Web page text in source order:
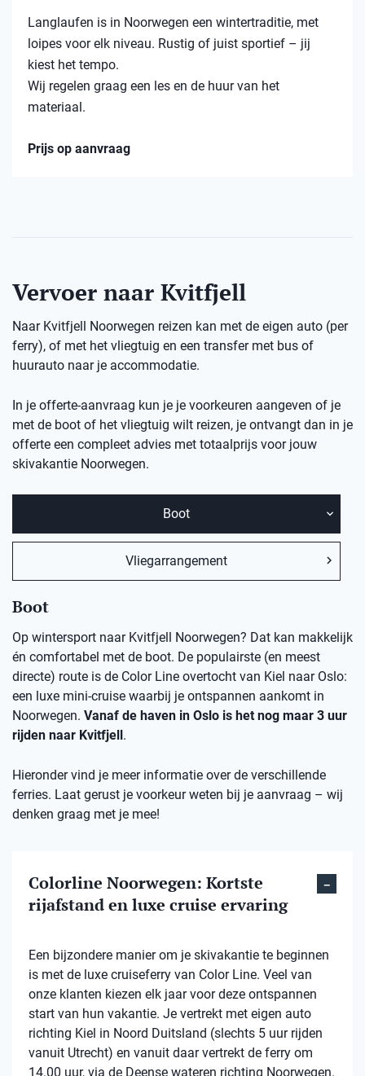
Langlaufen is in Noorwegen een wintertraditie, met
loipes voor elk niveau. Rustig of juist sportief – jij
kiest het tempo.
Wij regelen graag een les en de huur van het
materiaal.
Prijs op aanvraag
Vervoer naar Kvitfjell
Naar Kvitfjell Noorwegen reizen kan met de eigen auto (per
ferry), of met het vliegtuig en een transfer met bus of
huurauto naar je accommodatie.
In je offerte-aanvraag kun je je voorkeuren aangeven of je
met de boot of het vliegtuig wilt reizen, je ontvangt dan in je
offerte een compleet advies met totaalprijs voor jouw
skivakantie Noorwegen.
Boot
Vliegarrangement
Boot
Op wintersport naar Kvitfjell Noorwegen? Dat kan makkelijk
én comfortabel met de boot. De populairste (en meest
directe) route is de Color Line overtocht van Kiel naar Oslo:
een luxe mini-cruise waarbij je ontspannen aankomt in
Noorwegen. Vanaf de haven in Oslo is het nog maar 3 uur
rijden naar Kvitfjell.
Hieronder vind je meer informatie over de verschillende
ferries. Laat gerust je voorkeur weten bij je aanvraag – wij
denken graag met je mee!
Colorline Noorwegen: Kortste
rijafstand en luxe cruise ervaring
Een bijzondere manier om je skivakantie te beginnen
is met de luxe cruiseferry van Color Line. Veel van
onze klanten kiezen elk jaar voor deze ontspannen
start van hun vakantie. Je vertrekt met eigen auto
richting Kiel in Noord Duitsland (slechts 5 uur rijden
vanuit Utrecht) en vanuit daar vertrekt de ferry om
14.00 uur, via de Deense wateren richting Noorwegen.